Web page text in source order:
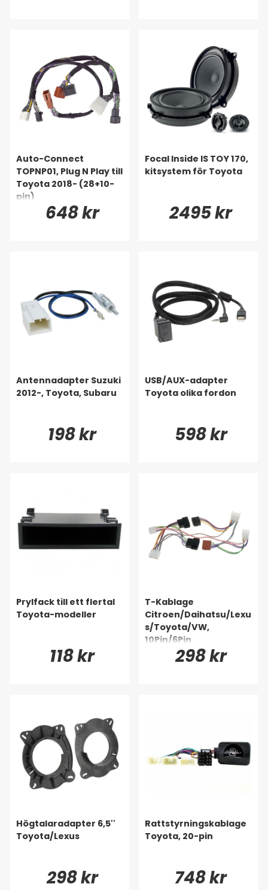
Auto-Connect
TOPNP01, Plug N Play till
Toyota 2018- (28+10-
pin)
648 kr
Focal Inside IS TOY 170,
kitsystem för Toyota
2495 kr
Antennadapter Suzuki
2012-, Toyota, Subaru
198 kr
USB/AUX-adapter
Toyota olika fordon
598 kr
Prylfack till ett flertal
Toyota-modeller
118 kr
T-Kablage
Citroen/Daihatsu/Lexu
s/Toyota/VW,
10Pin/6Pin
298 kr
Högtalaradapter 6,5''
Toyota/Lexus
298 kr
Rattstyrningskablage
Toyota, 20-pin
748 kr